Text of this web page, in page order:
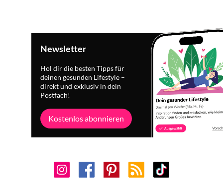
Newsletter
Hol dir die besten Tipps für
deinen gesunden Lifestyle –
direkt und exklusiv in dein
Postfach!
Kostenlos abonnieren